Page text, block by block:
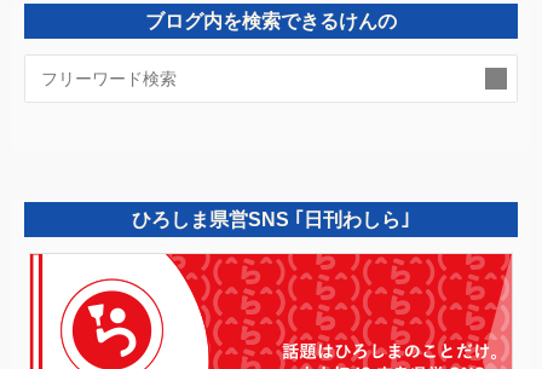
ブログ内を検索できるけんの
ひろしま県営SNS ｢日刊わしら｣